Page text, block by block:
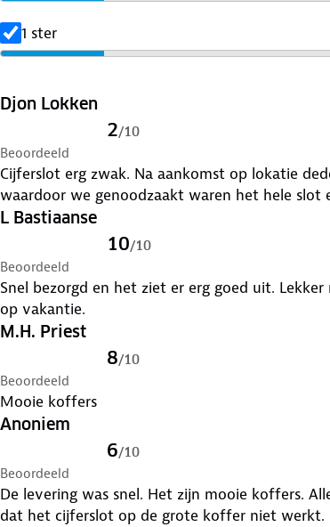
1 ster
Djon Lokken
2/10
Beoordeeld
Cijferslot erg zwak. Na aankomst op lokatie
waardoor we genoodzaakt waren het hele slot
L Bastiaanse
10/10
Beoordeeld
Snel bezorgd en het ziet er erg goed uit.
op vakantie.
M.H. Priest
8/10
Beoordeeld
Mooie koffers
Anoniem
6/10
Beoordeeld
De levering was snel. Het zijn mooie koffers.
dat het cijferslot op de grote koffer niet werkt.